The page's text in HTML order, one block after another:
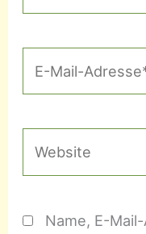
Mail-
Name, E-